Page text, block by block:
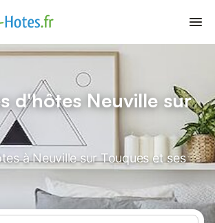
d'hôtes Neuville sur
à Neuville sur Touques et ses